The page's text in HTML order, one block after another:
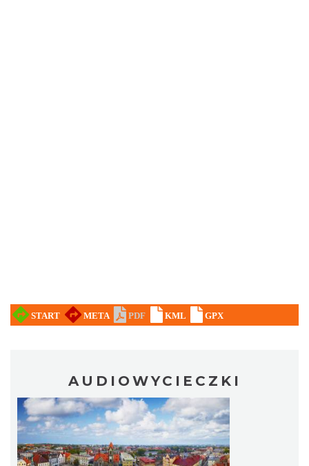
AUDIOWYCIECZKI